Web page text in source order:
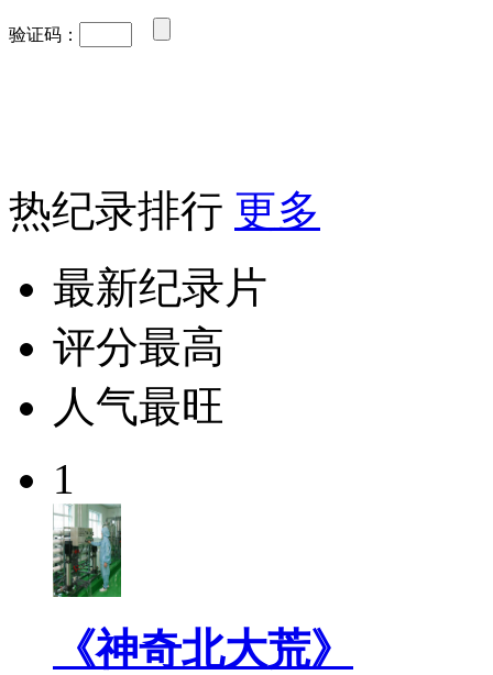
验证码：
热纪录排行 更多
最新纪录片
评分最高
人气最旺
1
《神奇北大荒》